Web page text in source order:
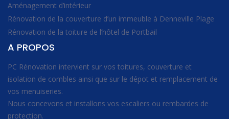
Aménagement d’intérieur
Rénovation de la couverture d’un immeuble à Denneville Plage
Rénovation de la toiture de l’hôtel de Portbail
A PROPOS
PC Rénovation intervient sur vos toitures, couverture et
isolation de combles ainsi que sur le dépot et remplacement de
vos menuiseries.
Nous concevons et installons vos escaliers ou rembardes de
protection.